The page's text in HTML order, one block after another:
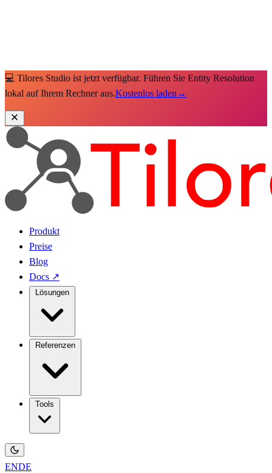
💻 Tilores Studio ist jetzt verfügbar. Führen Sie Entity Resolution
lokal auf Ihrem Rechner aus.Kostenlos laden →
Produkt
Preise
Blog
Docs ↗
ENDE